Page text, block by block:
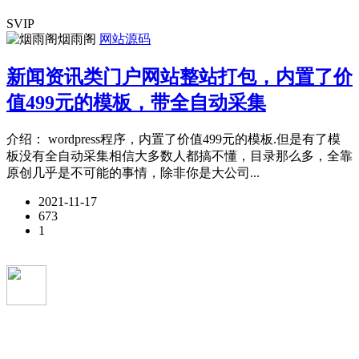
SVIP
烟雨阁 网站源码
新闻资讯类门户网站整站打包，内置了价
值499元的模板，带全自动采集
介绍： wordpress程序，内置了价值499元的模板.但是有了模
板没有全自动采集相信大多数人都搞不懂，目录那么多，全靠
原创几乎是不可能的事情，除非你是大公司...
2021-11-17
673
1